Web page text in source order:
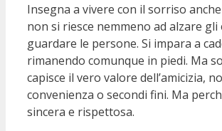
Insegna a vivere con il sorriso
non si riesce nemmeno ad alzare gli
guardare le persone. Si impara a
rimanendo comunque in piedi. Ma
capisce il vero valore dell’amicizia,
convenienza o secondi fini. Ma
sincera e rispettosa.